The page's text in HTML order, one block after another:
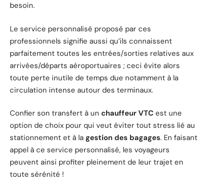
besoin.
Le service personnalisé proposé par ces
professionnels signifie aussi qu’ils connaissent
parfaitement toutes les entrées/sorties relatives aux
arrivées/départs aéroportuaires ; ceci évite alors
toute perte inutile de temps due notamment à la
circulation intense autour des terminaux.
Confier son transfert à un chauffeur VTC est une
option de choix pour qui veut éviter tout stress lié au
stationnement et à la gestion des bagages. En faisant
appel à ce service personnalisé, les voyageurs
peuvent ainsi profiter pleinement de leur trajet en
toute sérénité !